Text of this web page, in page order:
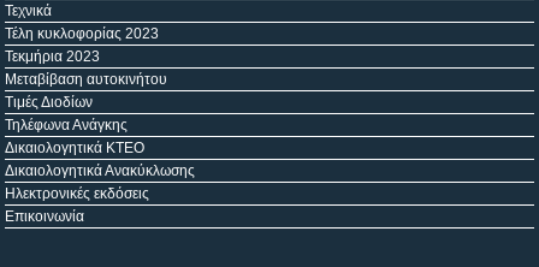
Τεχνικά
Τέλη κυκλοφορίας 2023
Τεκμήρια 2023
Μεταβίβαση αυτοκινήτου
Τιμές Διοδίων
Τηλέφωνα Ανάγκης
Δικαιολογητικά ΚΤΕΟ
Δικαιολογητικά Ανακύκλωσης
Ηλεκτρονικές εκδόσεις
Επικοινωνία